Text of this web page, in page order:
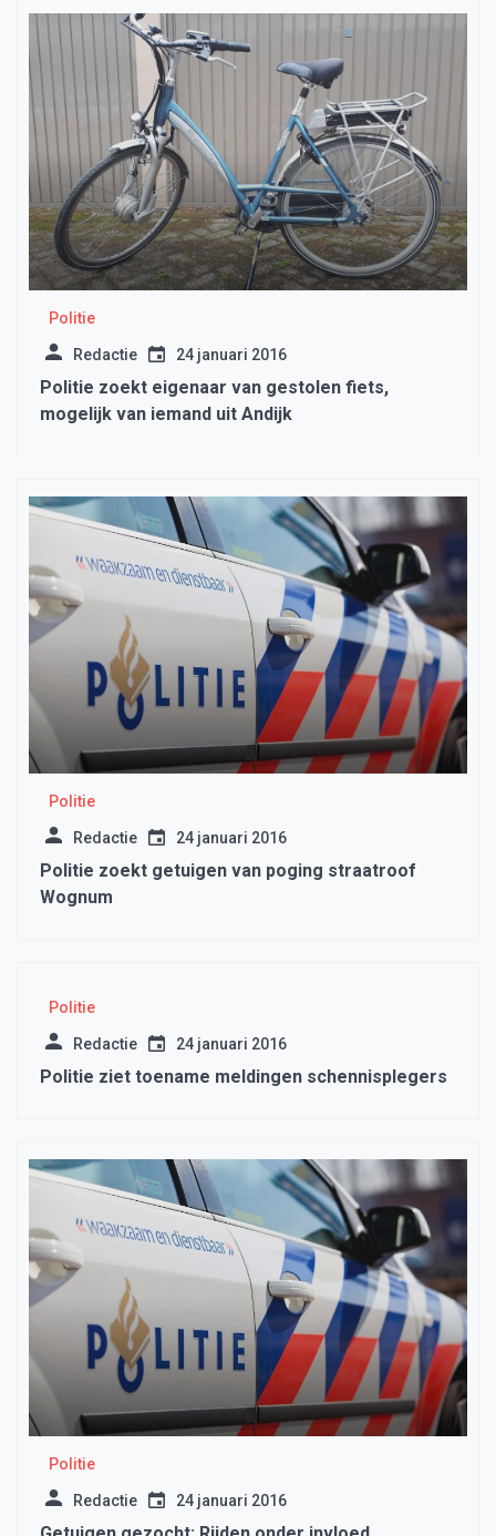
Politie
Redactie 24 januari 2016
Politie zoekt eigenaar van gestolen fiets,
mogelijk van iemand uit Andijk
Politie
Redactie 24 januari 2016
Politie zoekt getuigen van poging straatroof
Wognum
Politie
Redactie 24 januari 2016
Politie ziet toename meldingen schennisplegers
Politie
Redactie 24 januari 2016